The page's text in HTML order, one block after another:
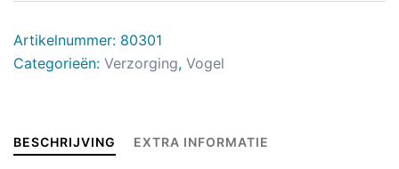
Artikelnummer: 80301
Categorieën: Verzorging, Vogel
BESCHRIJVING EXTRA INFORMATIE